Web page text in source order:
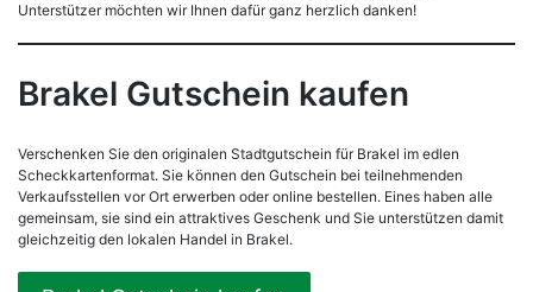
Unterstützer möchten wir Ihnen dafür ganz herzlich danken!
Brakel Gutschein kaufen
Verschenken Sie den originalen Stadtgutschein für Brakel im edlen
Scheckkartenformat. Sie können den Gutschein bei teilnehmenden
Verkaufsstellen vor Ort erwerben oder online bestellen. Eines haben alle
gemeinsam, sie sind ein attraktives Geschenk und Sie unterstützen damit
gleichzeitig den lokalen Handel in Brakel.